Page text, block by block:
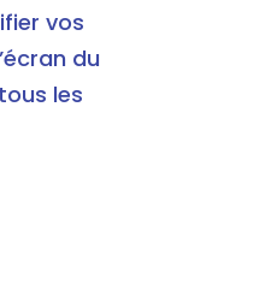
vos
du
les